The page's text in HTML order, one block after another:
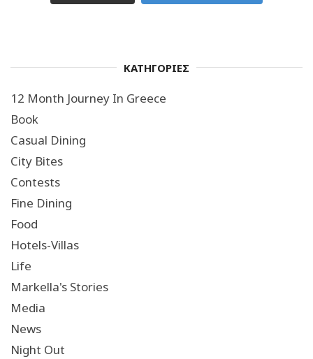
ΚΑΤΗΓΟΡΙΕΣ
12 Month Journey In Greece
Book
Casual Dining
City Bites
Contests
Fine Dining
Food
Hotels-Villas
Life
Markella's Stories
Media
News
Night Out